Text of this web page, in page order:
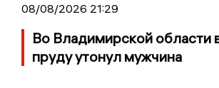
08/08/2026 21:29
Во Владимирской области
пруду утонул мужчина